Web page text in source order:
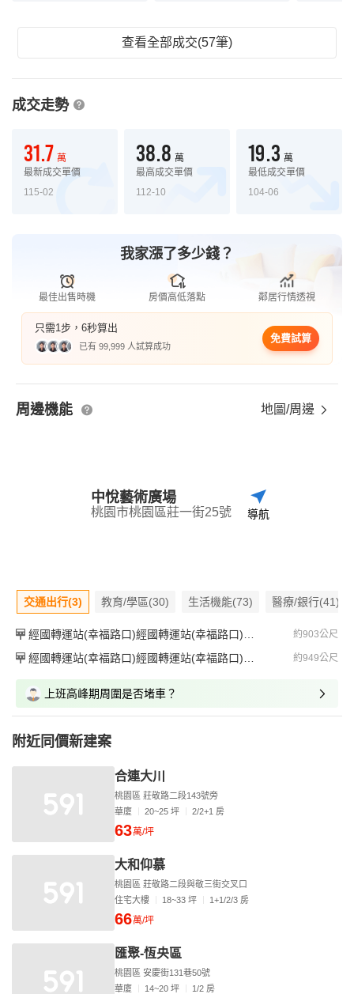
查看全部成交(57筆)
成交走勢
31.7 萬
最新成交單價
115-02
38.8 萬
最高成交單價
112-10
19.3 萬
最低成交單價
104-06
我家漲了多少錢？
最佳出售時機 房價高低落點 鄰居行情透視
只需1步，6秒算出
已有 99,999 人試算成功
免費試算
周邊機能 地圖/周邊
中悅藝術廣場
桃園市桃園區莊一街25號 導航
交通出行(3) 教育/學區(30) 生活機能(73) 醫療/銀行(41)
經國轉運站(幸福路口)經國轉運站(幸福路口)經國轉運站(幸福路口) 約903公尺
經國轉運站(幸福路口)經國轉運站(幸福路口)經國轉運站(幸福路口) 約949公尺
上班高峰期周圍是否堵車？
附近同價新建案
合連大川
桃園區 莊敬路二段143號旁
華廈
20~25 坪 2/2+1 房
63萬/坪
大和仰慕
桃園區 莊敬路二段與敬三街交叉口
住宅大樓
18~33 坪 1+1/2/3 房
66萬/坪
匯聚-恆央區
桃園區 安慶街131巷50號
華廈
14~20 坪 1/2 房